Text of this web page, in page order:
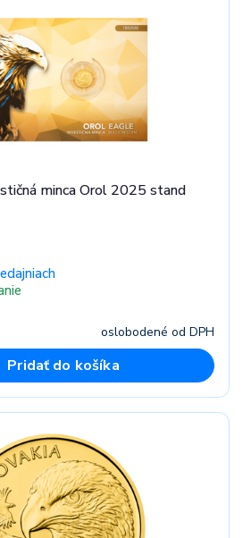
minca Orol 2025 stand
oslobodené od DPH
Pridať do košíka